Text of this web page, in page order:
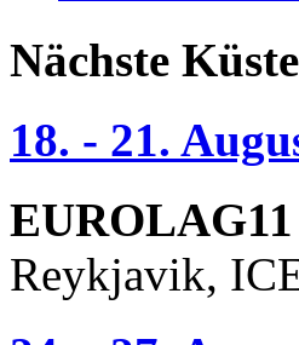
Nächste
18. - 21.
EUROLAG11
Reykjavik,